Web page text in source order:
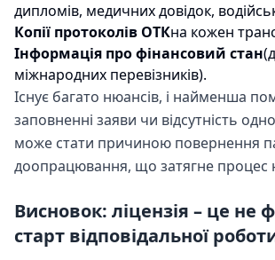
дипломів, медичних довідок,
Копії протоколів ОТКна кожен
Інформація про фінансовий стан
міжнародних перевізників).
Існує багато нюансів, і найменша
заповненні заяви чи відсутність
може стати причиною повернення
доопрацювання, що затягне процес
Висновок: ліцензія – це не
старт відповідальної